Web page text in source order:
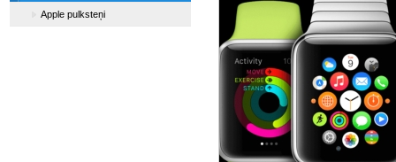
Apple pulksteņi